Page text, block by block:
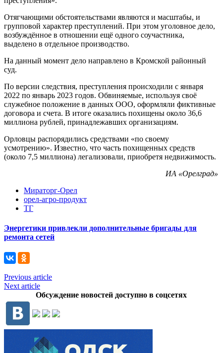
Отягчающими обстоятельствами являются и масштабы, и
групповой характер преступлений. При этом уголовное дело,
возбуждённое в отношении ещё одного соучастника,
выделено в отдельное производство.
На данный момент дело направлено в Кромской районный
суд.
По версии следствия, преступления происходили с января
2022 по январь 2023 годов. Обвиняемые, используя своё
служебное положение в данных ООО, оформляли фиктивные
договора и счета. В итоге оказались похищены около 36,6
миллиона рублей, принадлежавших организациям.
Орловцы распорядились средствами «по своему
усмотрению». Известно, что часть похищенных средств
(около 7,5 миллиона) легализовали, приобретя недвижимость.
ИА «Орелград»
Мираторг-Орел
орел-агро-продукт
ТГ
Энергетики привлекли дополнительные бригады для
ремонта сетей
Previous article
Next article
Обсуждение новостей доступно в соцсетях